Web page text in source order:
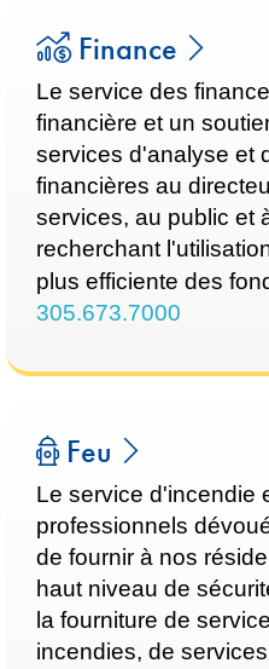
Finance
Le service des
financière et un
services d'analyse et
financières au
services, au public et
recherchant
plus efficiente des
305.673.7000
Feu
Le service d'incendie
professionnels
de fournir à nos
haut niveau de
la fourniture de
incendies, de